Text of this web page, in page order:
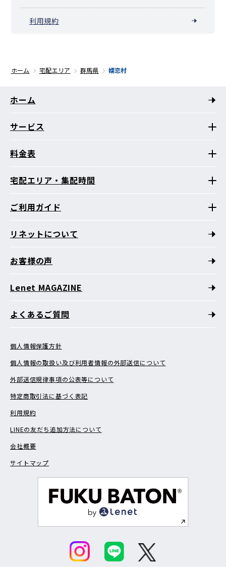
利用規約
ホーム 宅配エリア 群馬県 嬬恋村
ホーム
サービス
料金表
宅配エリア・集配時間
ご利用ガイド
リネットについて
お客様の声
Lenet MAGAZINE
よくあるご質問
個人情報保護方針
個人情報の取扱い及び利用者情報の外部送信について
外部送信規律事項の公表等について
特定商取引法に基づく表記
利用規約
LINEの友だち追加方法について
会社概要
サイトマップ